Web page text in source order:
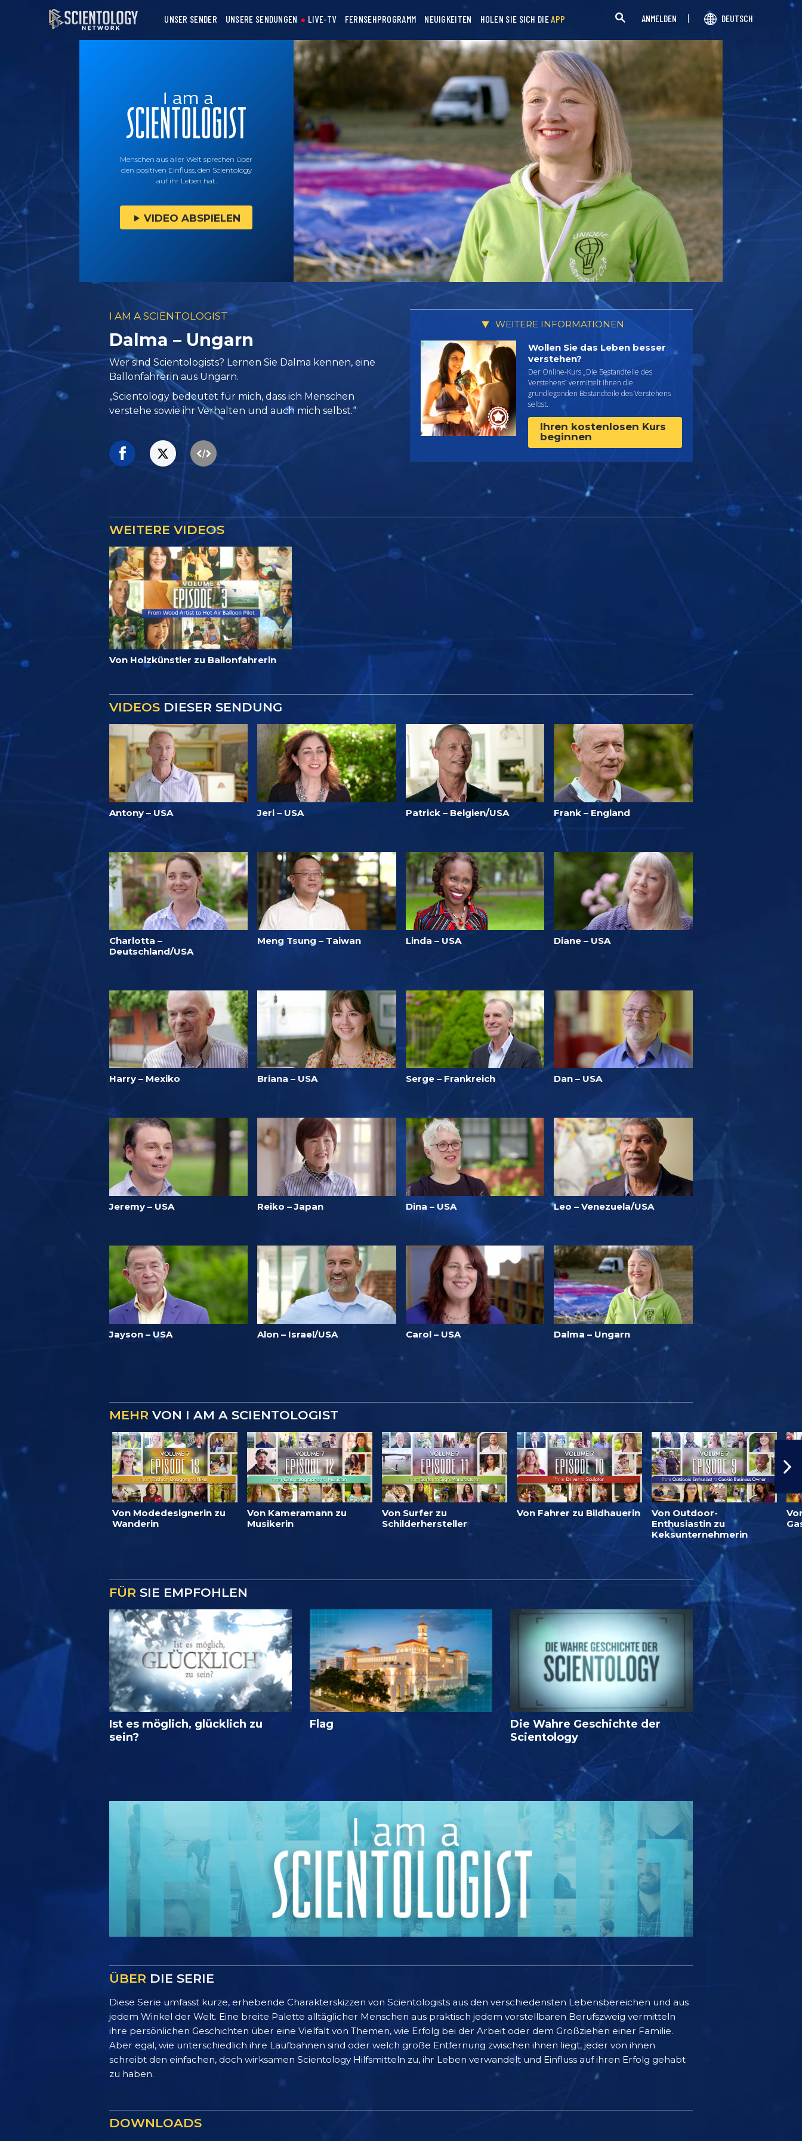
UNSER SENDER UNSERE SENDUNGEN LIVE-TV FERNSEHPROGRAMM NEUIGKEITEN HOLEN SIE SICH DIEAPP ANMELDEN DEUTSCH
Menschen aus aller Welt sprechen über
den positiven Einfluss, den Scientology
auf ihr Leben hat.
VIDEO ABSPIELEN
I AM A SCIENTOLOGIST
Dalma – Ungarn
Wer sind Scientologists? Lernen Sie Dalma kennen, eine
Ballonfahrerin aus Ungarn.
„Scientology bedeutet für mich, dass ich Menschen
verstehe sowie ihr Verhalten und auch mich selbst.“
WEITERE INFORMATIONEN
Wollen Sie das Leben besser
verstehen?
Der Online-Kurs „Die Bestandteile des
Verstehens“ vermittelt Ihnen die
grundlegenden Bestandteile des Verstehens
selbst.
Ihren kostenlosen Kurs
beginnen
WEITERE VIDEOS
Von Holzkünstler zu Ballonfahrerin
VIDEOS DIESER SENDUNG
Antony – USA Jeri – USA Patrick – Belgien/USA Frank – England
Charlotta –
Deutschland/USA
Meng Tsung – Taiwan Linda – USA Diane – USA
Harry – Mexiko Briana – USA Serge – Frankreich Dan – USA
Jeremy – USA Reiko – Japan Dina – USA Leo – Venezuela/USA
Jayson – USA Alon – Israel/USA Carol – USA Dalma – Ungarn
MEHR VON I AM A SCIENTOLOGIST
Von Modedesignerin zu
Wanderin
Von Kameramann zu
Musikerin
Von Surfer zu
Schilderhersteller
Von Fahrer zu Bildhauerin
Von Outdoor-
Enthusiastin zu
Keksunternehmerin
FÜR SIE EMPFOHLEN
Ist es möglich, glücklich zu
sein?
Flag
Die Wahre Geschichte der
Scientology
ÜBER DIE SERIE
Diese Serie umfasst kurze, erhebende Charakterskizzen von Scientologists aus den verschiedensten Lebensbereichen und aus
jedem Winkel der Welt. Eine breite Palette alltäglicher Menschen aus praktisch jedem vorstellbaren Berufszweig vermitteln
ihre persönlichen Geschichten über eine Vielfalt von Themen, wie Erfolg bei der Arbeit oder dem Großziehen einer Familie.
Aber egal, wie unterschiedlich ihre Laufbahnen sind oder welch große Entfernung zwischen ihnen liegt, jeder von ihnen
schreibt den einfachen, doch wirksamen Scientology Hilfsmitteln zu, ihr Leben verwandelt und Einfluss auf ihren Erfolg gehabt
zu haben.
DOWNLOADS